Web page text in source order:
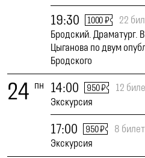
19:30 1000 ₽
22
Бродский. Драматург.
Цыганова по двум
Бродского
24 пн 14:00 950 ₽
12
Экскурсия
17:00 950 ₽
8
Экскурсия